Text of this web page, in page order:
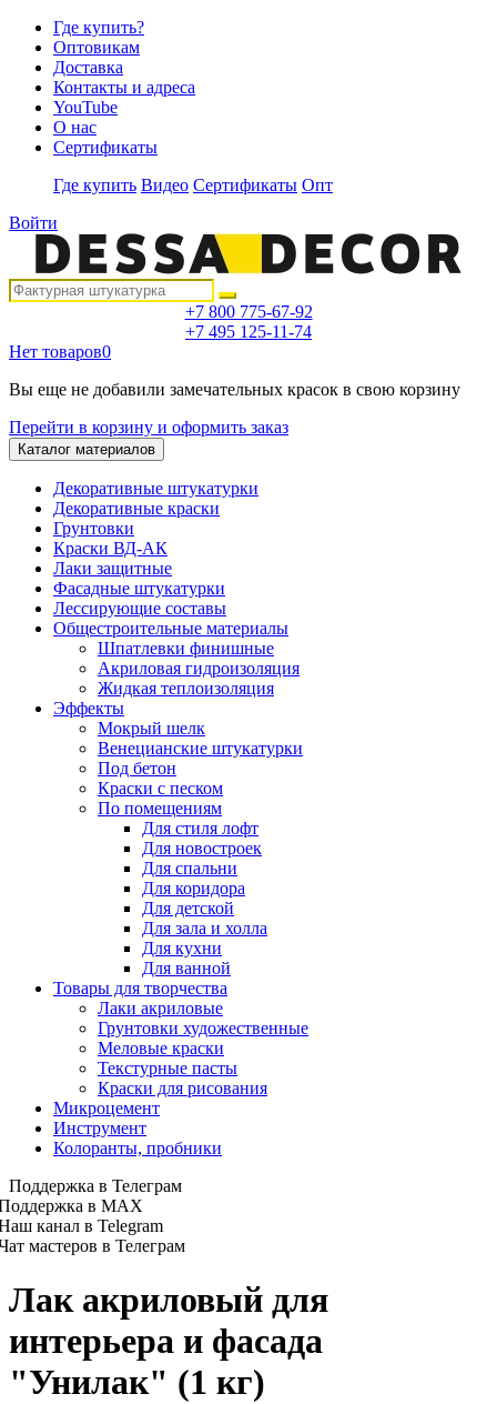
Где купить?
Оптовикам
Доставка
Контакты и адреса
YouTube
О нас
Сертификаты
Где купить Видео Сертификаты Опт
Войти
+7 800 775-67-92
+7 495 125-11-74
Нет товаров0
Вы еще не добавили замечательных красок в свою корзину
Перейти в корзину и оформить заказ
Каталог материалов
Декоративные штукатурки
Декоративные краски
Грунтовки
Краски ВД-АК
Лаки защитные
Фасадные штукатурки
Лессирующие составы
Общестроительные материалы
Шпатлевки финишные
Акриловая гидроизоляция
Жидкая теплоизоляция
Эффекты
Мокрый шелк
Венецианские штукатурки
Под бетон
Краски с песком
По помещениям
Для стиля лофт
Для новостроек
Для спальни
Для коридора
Для детской
Для зала и холла
Для кухни
Для ванной
Товары для творчества
Лаки акриловые
Грунтовки художественные
Меловые краски
Текстурные пасты
Краски для рисования
Микроцемент
Инструмент
Колоранты, пробники
Поддержка в Телеграм
в MAX
канал в Telegram
мастеров в Телеграм
Лак акриловый для
интерьера и фасада
"Унилак" (1 кг)